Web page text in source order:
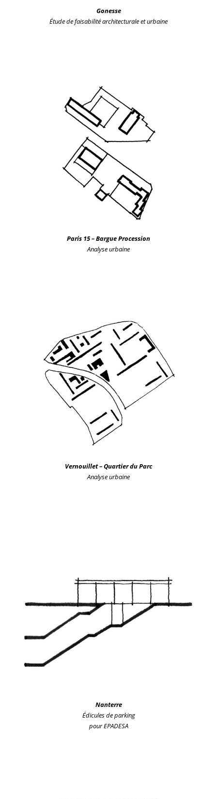
Gonesse
Étude de faisabilitéarchitecturale et urbaine
Paris 15– Bargue Procession
Analyse urbaine
Vernouillet – Quartier du Parc
Analyse urbaine
Nanterre
Édicules de parking
pour EPADESA